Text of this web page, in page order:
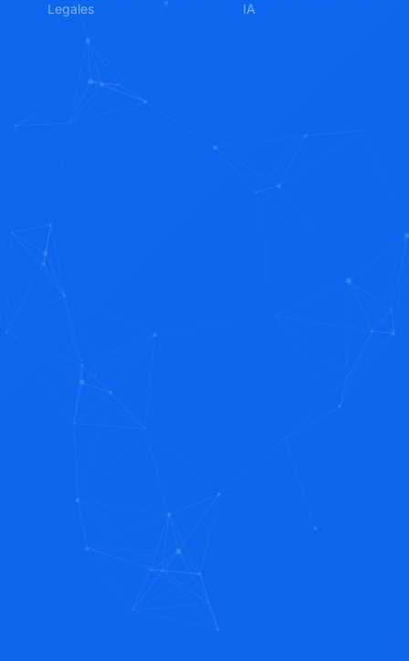
Legales
IA